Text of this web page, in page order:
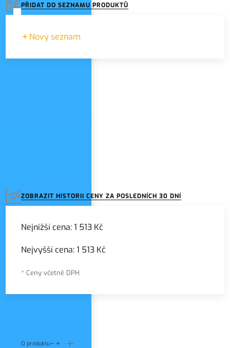
PŘIDAT DO SEZNAMU PRODUKTŮ
Nový seznam
Zadejte název seznamu
ZOBRAZIT HISTORII CENY ZA POSLEDNÍCH 30 DNÍ
Nejnižší cena:1 513 Kč
Nejvyšší cena:1 513 Kč
* Ceny včetně DPH
O produktu